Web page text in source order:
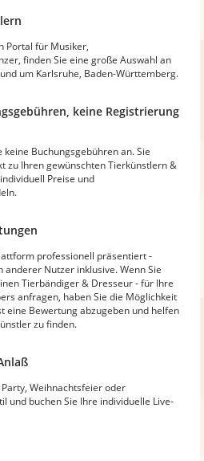
Portal für Musiker,
finden Sie eine große Auswahl an
um Karlsruhe, Baden-Württemberg.
keine Registrierung
Buchungsgebühren an. Sie
zu Ihren gewünschten Tierkünstlern &
Preise und
professionell präsentiert -
Nutzer inklusive. Wenn Sie
Tierbändiger & Dresseur - für Ihre
anfragen, haben Sie die Möglichkeit
eine Bewertung abzugeben und helfen
zu finden.
Weihnachtsfeier oder
und buchen Sie Ihre individuelle Live-